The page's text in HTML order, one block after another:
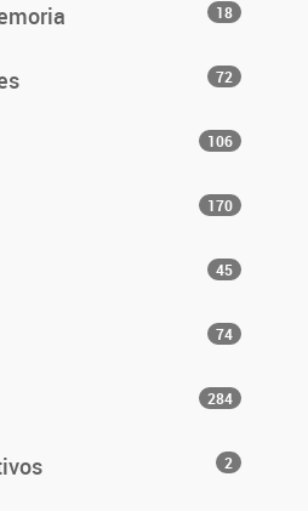
18
72
106
170
45
74
284
2